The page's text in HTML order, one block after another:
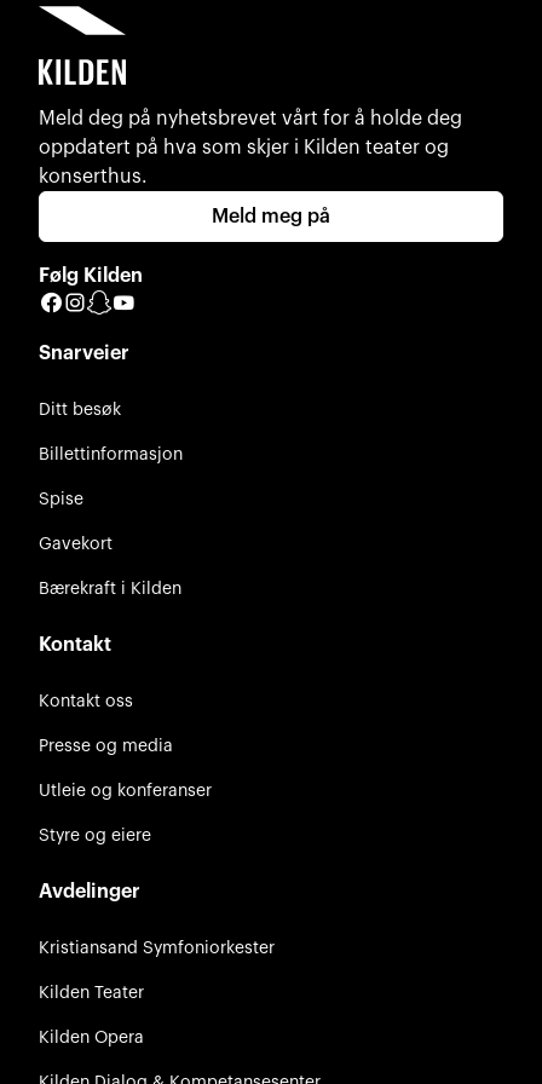
Meld deg på nyhetsbrevet vårt for å holde deg
oppdatert på hva som skjer i Kilden teater og
konserthus.
Meld meg på
Følg Kilden
Facebook
Instagram
Snapchat
Snarveier
Ditt besøk
Billettinformasjon
Spise
Gavekort
Bærekraft i Kilden
Kontakt
Kontakt oss
Presse og media
Utleie og konferanser
Styre og eiere
Avdelinger
Kristiansand Symfoniorkester
Kilden Teater
Kilden Opera